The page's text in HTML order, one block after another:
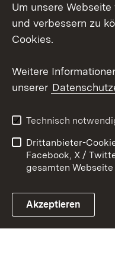
Social Wall
Youtube
Link zum Landesportal
Kontakt
Barrierefreiheit
Impressum
Um unsere
und verbessern zu
Cookies.
Weitere
unserer
Technisch
Drittanbieter-
Facebook, X /
gesamten
Akzeptieren